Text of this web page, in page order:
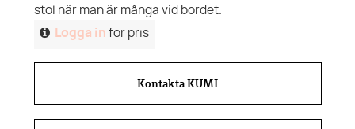
stol när man är många vid bordet.
Logga in för pris
Kontakta KUMI